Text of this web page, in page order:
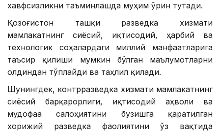
хавфсизликни таъминлашда муҳим ўрин тутади.
Қозоғистон ташқи разведка хизмати
мамлакатнинг сиёсий, иқтисодий, ҳарбий ва
технологик соҳалардаги миллий манфаатларига
таъсир қилиши мумкин бўлган маълумотларни
олдиндан тўплайди ва таҳлил қилади.
Шунингдек, контрразведка хизмати мамлакатнинг
сиёсий барқарорлиги, иқтисодий аҳволи ва
мудофаа салоҳиятини бузишга қаратилган
хорижий разведка фаолиятини ўз вақтида